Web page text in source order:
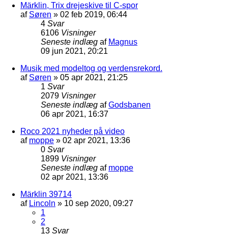
Märklin, Trix drejeskive til C-spor
af Søren » 02 feb 2019, 06:44
4 Svar
6106 Visninger
Seneste indlæg af Magnus
09 jun 2021, 20:21
Musik med modeltog og verdensrekord.
af Søren » 05 apr 2021, 21:25
1 Svar
2079 Visninger
Seneste indlæg afGodsbanen
06 apr 2021, 16:37
Roco 2021 nyheder på video
af moppe » 02 apr 2021, 13:36
0 Svar
1899 Visninger
Seneste indlæg af moppe
02 apr 2021, 13:36
Märklin 39714
af Lincoln » 10 sep 2020, 09:27
1
2
13 Svar